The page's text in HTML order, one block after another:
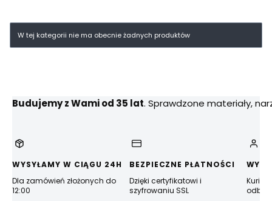
Lista produktów
W tej kategorii nie ma obecnie żadnych produktów
Budujemy z Wami od 35 lat. Sprawdzone materiały,
WYSYŁAMY W CIĄGU 24H
Dla zamówień złożonych do
12:00
BEZPIECZNE PŁATNOŚCI
Dzięki certyfikatowi i
szyfrowaniu SSL